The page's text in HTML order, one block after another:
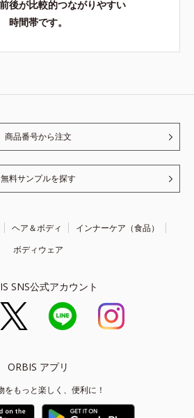
後が比較的つながりやすい
時間帯です。
商品番号から注文
無料サンプルを探す
ヘア＆ボディ
インナーケア（食品）
ボディウェア
SNS公式アカウント
ORBIS アプリ
をもっと楽しく、便利に！